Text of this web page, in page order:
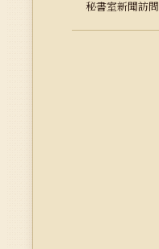
秘書室新聞訪問